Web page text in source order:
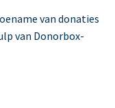
van donaties
van Donorbox-